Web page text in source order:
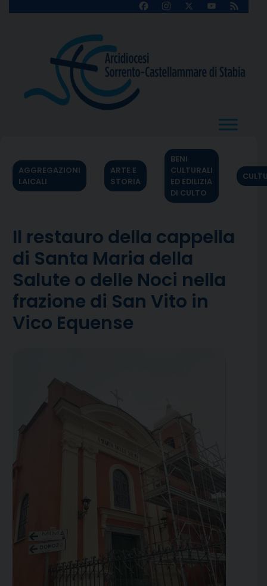
FacebookInstagram
X
YouTube
Feed
AGGREGAZIONI
LAICALI
ARTE E
STORIA
BENI
CULTURALI
ED EDILIZIA
DI CULTO
Il restauro della cappella
di Santa Maria della
Salute o delle Noci nella
frazione di San Vito in
Vico Equense